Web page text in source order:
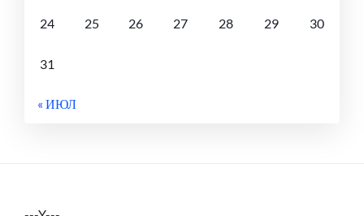
24 25 26 27 28 29 30
31
« ИЮЛ